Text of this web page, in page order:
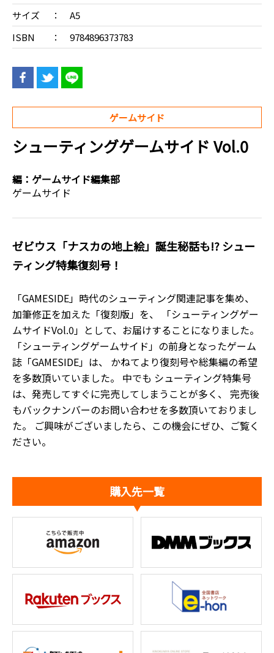
サイズ
A5
ISBN
9784896373783
ゲームサイド
シューティングゲームサイド Vol.0
編： ゲームサイド編集部
ゲームサイド
ゼビウス「ナスカの地上絵」誕生秘話も!? シュー
ティング特集復刻号！
「GAMESIDE」時代のシューティング関連記事を集め、
加筆修正を加えた「復刻版」を、 「シューティングゲー
ムサイドVol.0」として、お届けすることになりました。
「シューティングゲームサイド」の前身となったゲーム
誌「GAMESIDE」は、 かねてより復刻号や総集編の希望
を多数頂いていました。 中でも シューティング特集号
は、発売してすぐに完売してしまうことが多く、 完売後
もバックナンバーのお問い合わせを多数頂いておりまし
た。 ご興味がございましたら、この機会にぜひ、ご覧く
ださい。
購入先一覧